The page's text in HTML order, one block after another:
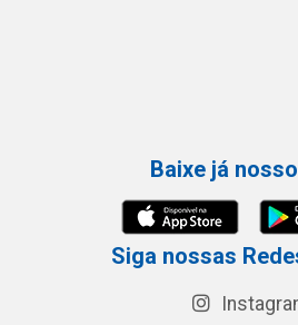
Baixe já
Siga nossas